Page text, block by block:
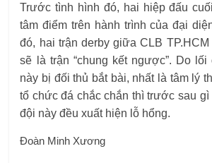
Trước tình hình đó, hai hiệp đấu
tâm điểm trên hành trình của đại
đó, hai trận derby giữa CLB
sẽ là trận “chung kết ngược”. Do
này bị đối thủ bắt bài, nhất là tâm lý
tổ chức đá chắc chắn thì trước sau gì
đội này đều xuất hiện lỗ hổng.
Đoàn Minh Xương